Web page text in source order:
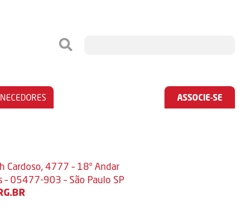
ASSOCIE-SE
Cardoso, 4777 – 18º Andar
05477-903 – São Paulo SP